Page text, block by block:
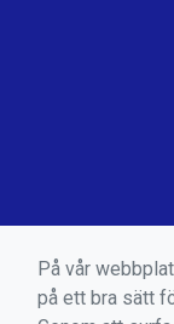
På vår
på ett bra sätt